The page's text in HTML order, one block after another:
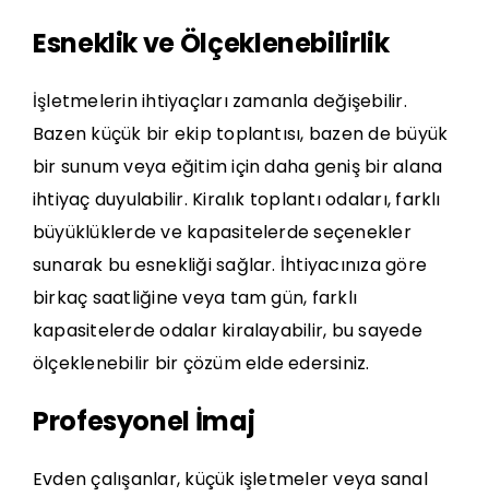
Esneklik ve Ölçeklenebilirlik
İşletmelerin ihtiyaçları zamanla değişebilir.
Bazen küçük bir ekip toplantısı, bazen de büyük
bir sunum veya eğitim için daha geniş bir alana
ihtiyaç duyulabilir. Kiralık toplantı odaları, farklı
büyüklüklerde ve kapasitelerde seçenekler
sunarak bu esnekliği sağlar. İhtiyacınıza göre
birkaç saatliğine veya tam gün, farklı
kapasitelerde odalar kiralayabilir, bu sayede
ölçeklenebilir bir çözüm elde edersiniz.
Profesyonel İmaj
Evden çalışanlar, küçük işletmeler veya sanal